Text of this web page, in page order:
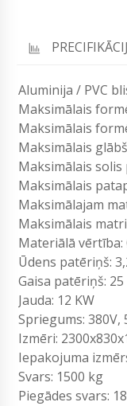
Aluminija / PVC
Maksimālais
Maksimālais
Maksimālais
Maksimālais solis
Maksimālais
Maksimālajam
Maksimālais
Materiālā vērtība:
Ūdens patēriņš:
Gaisa patēriņš:
Jauda: 12 KW
Spriegums: 380V,
Izmēri:
Iepakojuma
Svars: 1500 kg
Piegādes svars: